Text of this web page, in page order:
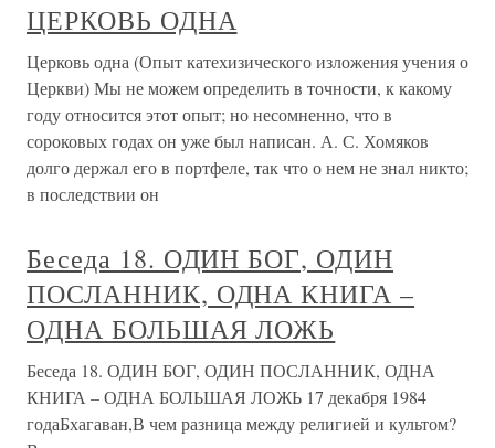
ЦЕРКОВЬ ОДНА
Церковь одна (Опыт катехизического изложения учения о
Церкви) Мы не можем определить в точности, к какому
году относится этот опыт; но несомненно, что в
сороковых годах он уже был написан. А. С. Хомяков
долго держал его в портфеле, так что о нем не знал никто;
в последствии он
Беседа 18. ОДИН БОГ, ОДИН
ПОСЛАННИК, ОДНА КНИГА –
ОДНА БОЛЬШАЯ ЛОЖЬ
Беседа 18. ОДИН БОГ, ОДИН ПОСЛАННИК, ОДНА
КНИГА – ОДНА БОЛЬШАЯ ЛОЖЬ 17 декабря 1984
годаБхагаван,В чем разница между религией и культом?